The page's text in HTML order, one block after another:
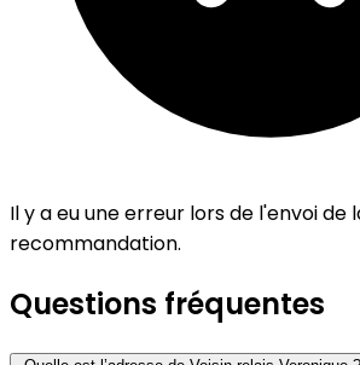
Il y a eu une erreur lors de l'envoi de
recommandation.
Questions fréquentes